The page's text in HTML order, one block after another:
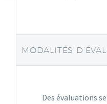
MODALITÉS
Des évaluations